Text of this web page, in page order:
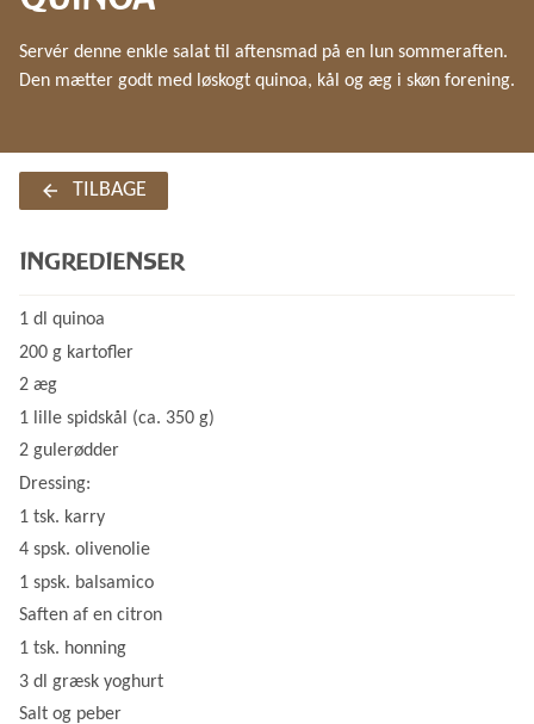
Servér denne enkle salat til aftensmad på en lun sommeraften.
Den mætter godt med løskogt quinoa, kål og æg i skøn forening.
TILBAGE
INGREDIENSER
1 dl quinoa
200 g kartofler
2 æg
1 lille spidskål (ca. 350 g)
2 gulerødder
Dressing:
1 tsk. karry
4 spsk. olivenolie
1 spsk. balsamico
Saften af en citron
1 tsk. honning
3 dl græsk yoghurt
Salt og peber